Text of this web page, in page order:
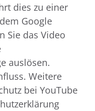
dies zu einer
Google
Sie das Video
auslösen.
Weitere
bei YouTube